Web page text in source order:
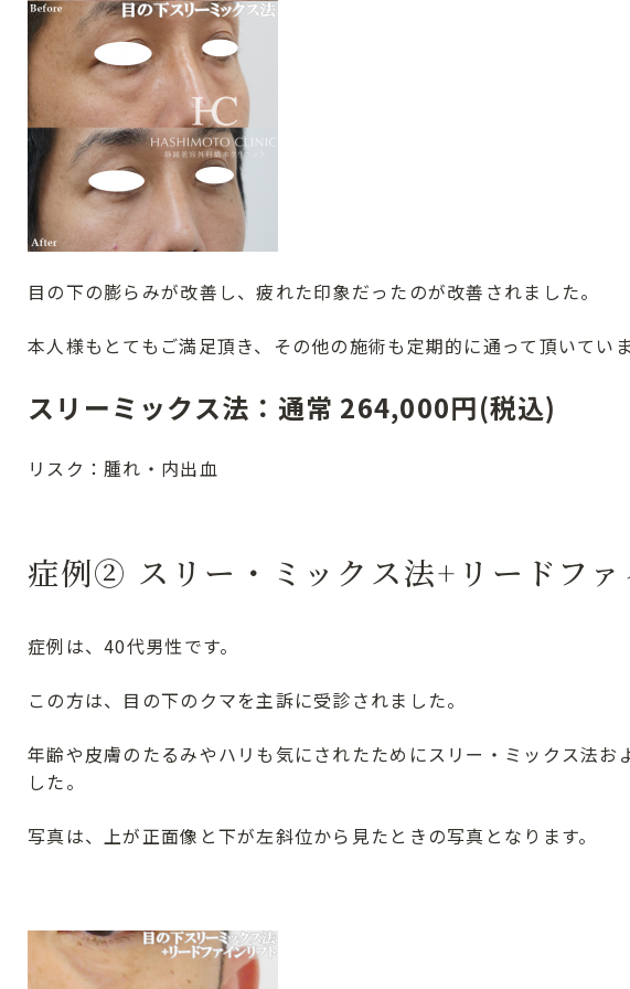
目の下の膨らみが改善し、疲れた印象だったのが改善されました。
本人様もとてもご満足頂き、その他の施術も定期的に通って頂いてい
スリーミックス法：通常 264,000円(税込)
リスク：腫れ・内出血
症例② スリー・ミックス法+リードフ
症例は、40代男性です。
この方は、目の下のクマを主訴に受診されました。
年齢や皮膚のたるみやハリも気にされたためにスリー・ミックス法
した。
写真は、上が正面像と下が左斜位から見たときの写真となります。